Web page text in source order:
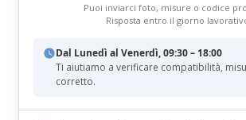
Puoi inviarci foto, misure o codice
Risposta entro il giorno
Dal Lunedì al Venerdì, 09:30 – 18:00
Ti aiutiamo a verificare compatibilità,
corretto.